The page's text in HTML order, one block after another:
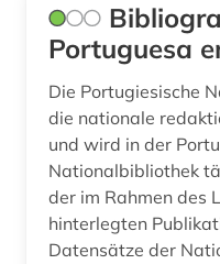
zeitung (9)
zürich (1)
ägypten (1)
österreich (1)
Portuguesa
Die Portugiesische
die nationale
und wird in der
Nationalbibliothek
der im Rahmen des
hinterlegten
Datensätze der